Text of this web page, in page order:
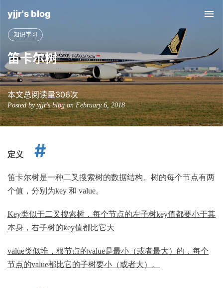
yjjr's blog
知识学习
笛卡尔树
本文总阅读量306次
Posted by yjjr's blog on February 6, 2018
定义
笛卡尔树是一种二叉搜索树的数据结构。树的每个节点有两
个值，分别为key 和 value。
Key类似于二叉搜索树，每个节点的左子树key值都要小于其
本身，右子树的key值都比它大
value类似堆，根节点的value是最小（或者最大）的，每个
节点的value都比它的子树要小（或者大）。